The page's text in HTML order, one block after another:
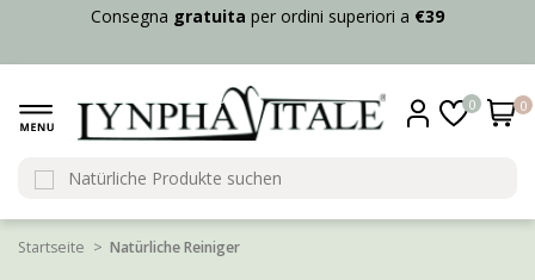
Consegna gratuita per ordini superiori a €39
0 0
Startseite Natürliche Reiniger